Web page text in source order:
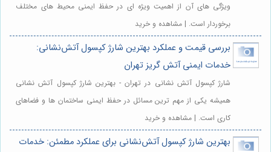
ویژگی های آن از اهمیت ویژه ای در حفظ ایمنی محیط های مختلف
برخوردار است. | مشاهده و خرید
بررسی قیمت و عملکرد بهترین شارژ کپسول آتش‌نشانی:
خدمات ایمنی آتش گریز تهران
شارژ کپسول آتش نشانی در تهران - بهترین شارژ کپسول آتش نشانی
همیشه یکی از مهم ترین مسائل در حفظ ایمنی ساختمان ها و فضاهای
کاری است. | مشاهده و خرید
بهترین شارژ کپسول آتش‌نشانی برای عملکرد مطمئن: خدمات